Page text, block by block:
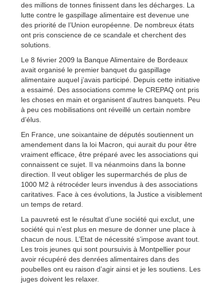
des millions de tonnes finissent dans les décharges. La
lutte contre le gaspillage alimentaire est devenue une
des priorité de l’Union européenne. De nombreux états
ont pris conscience de ce scandale et cherchent des
solutions.
Le 8 février 2009 la Banque Alimentaire de Bordeaux
avait organisé le premier banquet du gaspillage
alimentaire auquel j’avais participé. Depuis cette initiative
a essaimé. Des associations comme le CREPAQ ont pris
les choses en main et organisent d’autres banquets. Peu
à peu ces mobilisations ont réveillé un certain nombre
d’élus.
En France, une soixantaine de députés soutiennent un
amendement dans la loi Macron, qui aurait du pour être
vraiment efficace, être préparé avec les associations qui
connaissent ce sujet. Il va néanmoins dans la bonne
direction. Il veut obliger les supermarchés de plus de
1000 M2 à rétrocéder leurs invendus à des associations
caritatives. Face à ces évolutions, la Justice a visiblement
un temps de retard.
La pauvreté est le résultat d’une société qui exclut, une
société qui n’est plus en mesure de donner une place à
chacun de nous. L’Etat de nécessité s’impose avant tout.
Les trois jeunes qui sont poursuivis à Montpellier pour
avoir récupéré des denrées alimentaires dans des
poubelles ont eu raison d’agir ainsi et je les soutiens. Les
juges doivent les relaxer.